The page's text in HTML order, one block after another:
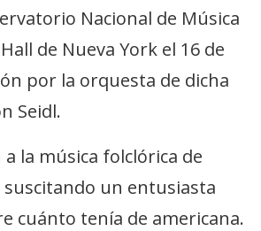
Nacional de Música
de Nueva York el 16 de
por la orquesta de dicha
Seidl.
la música folclórica de
un entusiasta
cuánto tenía de americana.